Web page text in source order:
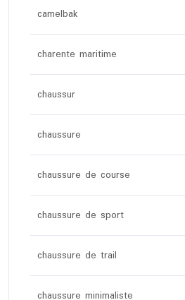
camelbak
charente maritime
chaussur
chaussure
chaussure de course
chaussure de sport
chaussure de trail
chaussure minimaliste